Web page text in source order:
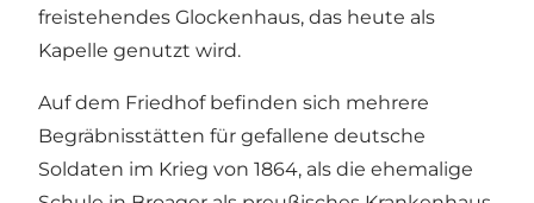
freistehendes Glockenhaus, das heute als
Kapelle genutzt wird.
Auf dem Friedhof befinden sich mehrere
Begräbnisstätten für gefallene deutsche
Soldaten im Krieg von 1864, als die ehemalige